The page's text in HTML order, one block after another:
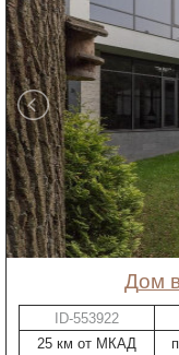
дом
ID-553922
25 км от МКАД